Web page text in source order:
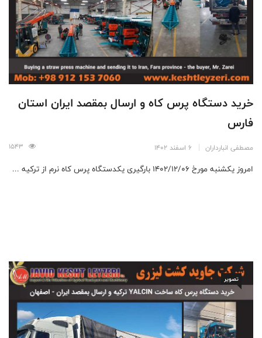
خرید دستگاه پرس کاه و ارسال بمقصد ایران استان
فارس
مصطفی انبارداران 6 اسفند 1402
امروز یکشنبه مورخ ۱۴۰۲/۱۲/۰۶ بارگیری یکدستگاه پرس کاه نرم از ترکیه ...
تصویر